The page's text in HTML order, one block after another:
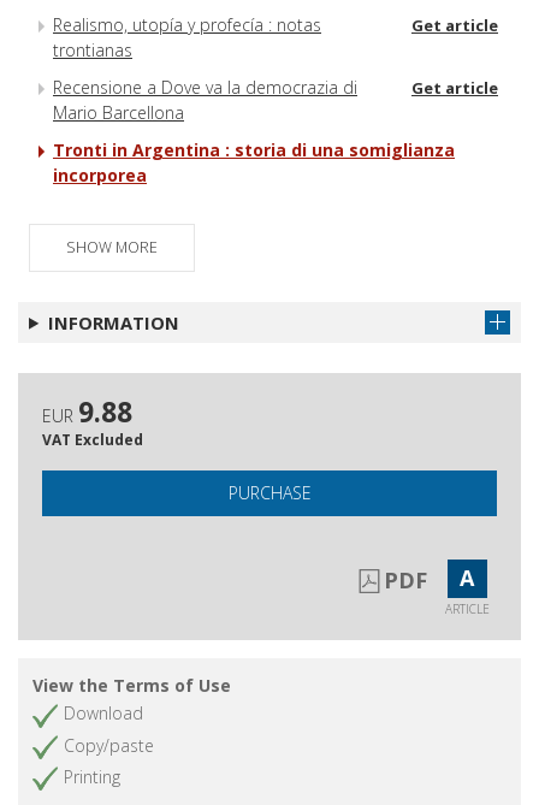
Realismo, utopía y profecía : notas
trontianas
Get article
Recensione a Dove va la democrazia di
Mario Barcellona
Get article
Tronti in Argentina : storia di una somiglianza
incorporea
SHOW MORE
INFORMATION
EUR 9.88
VAT Excluded
PURCHASE
PDF A
ARTICLE
View the Terms of Use
Download
Copy/paste
Printing